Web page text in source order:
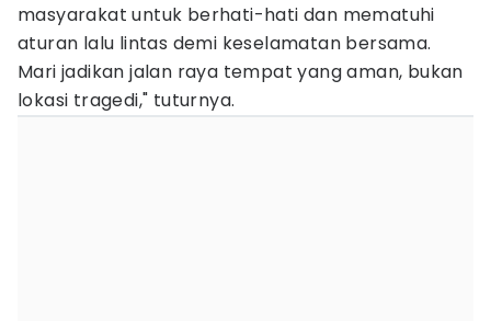
masyarakat untuk berhati-hati dan mematuhi
aturan lalu lintas demi keselamatan bersama.
Mari jadikan jalan raya tempat yang aman, bukan
lokasi tragedi," tuturnya.